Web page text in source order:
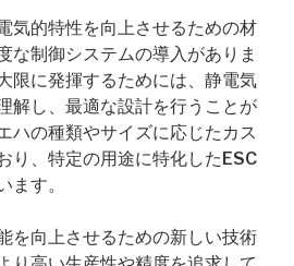
気的特性を向上させるための材
な制御システムの導入がありま
限に発揮するためには、静電気
解し、最適な設計を行うことが
ハの種類やサイズに応じたカス
り、特定の用途に特化したESC
ます。
を向上させるための新しい技術